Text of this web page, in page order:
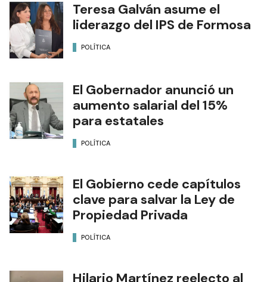
Teresa Galván asume el
liderazgo del IPS de Formosa
POLÍTICA
El Gobernador anunció un
aumento salarial del 15%
para estatales
POLÍTICA
El Gobierno cede capítulos
clave para salvar la Ley de
Propiedad Privada
POLÍTICA
Hilario Martínez reelecto al